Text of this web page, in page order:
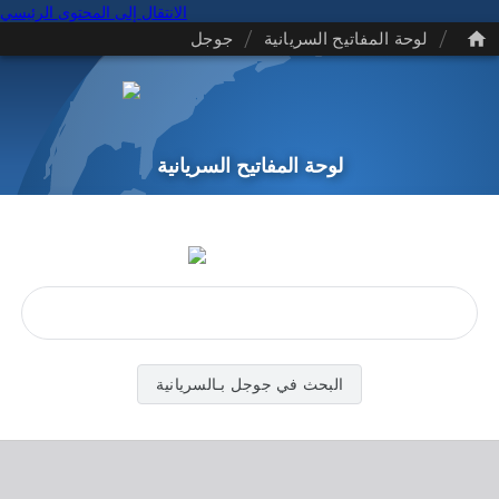
الانتقال إلى المحتوى الرئيسي
/ لوحة المفاتيح السريانية / جوجل
لوحة المفاتيح السريانية
البحث في جوجل بـالسريانية